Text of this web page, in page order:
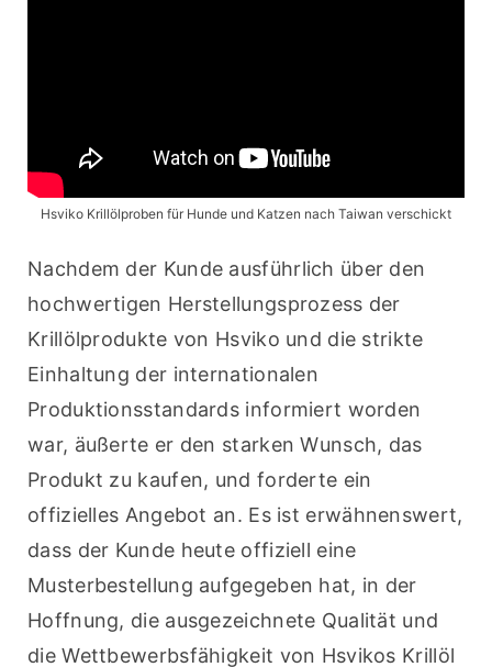
Hsviko Krillölproben für Hunde und Katzen nach Taiwan verschickt
Nachdem der Kunde ausführlich über den
hochwertigen Herstellungsprozess der
Krillölprodukte von Hsviko und die strikte
Einhaltung der internationalen
Produktionsstandards informiert worden
war, äußerte er den starken Wunsch, das
Produkt zu kaufen, und forderte ein
offizielles Angebot an. Es ist erwähnenswert,
dass der Kunde heute offiziell eine
Musterbestellung aufgegeben hat, in der
Hoffnung, die ausgezeichnete Qualität und
die Wettbewerbsfähigkeit von Hsvikos Krillöl